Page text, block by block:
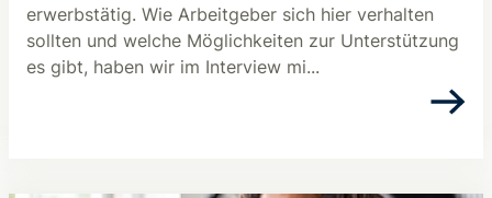
erwerbstätig. Wie Arbeitgeber sich hier verhalten
sollten und welche Möglichkeiten zur Unterstützung
es gibt, haben wir im Interview mi...